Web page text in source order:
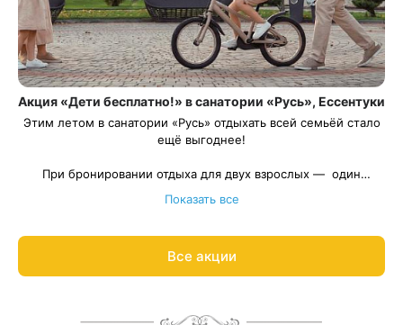
Акция «Дети бесплатно!» в санатории «Русь», Ессентуки
Этим летом в санатории «Русь» отдыхать всей семьёй стало
ещё выгоднее!
При бронировании отдыха для двух взрослых — один
по 30 сентября, чтобы вы могли выбрать самые удобные даты
30 сентября 2026.
Показать все
Все акции